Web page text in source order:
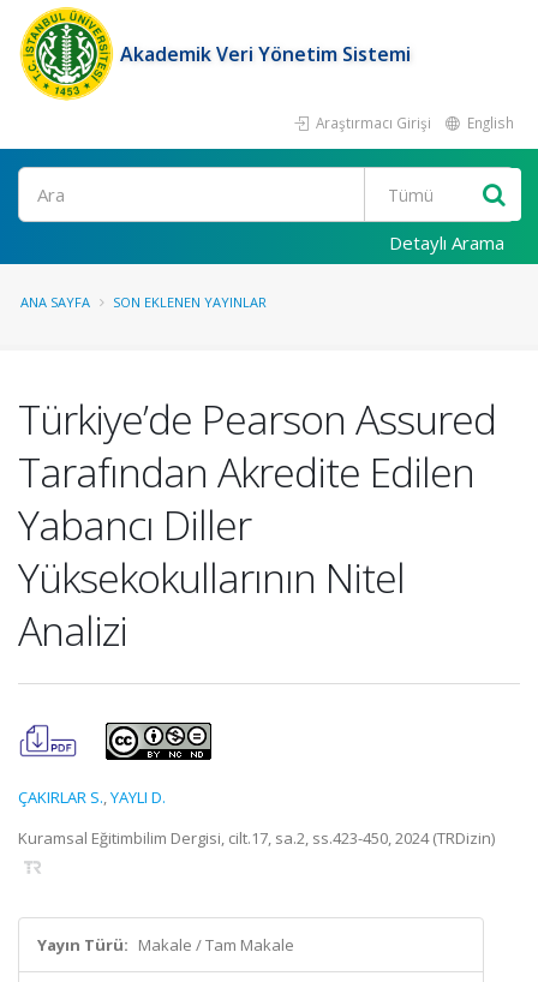
Akademik Veri Yönetim Sistemi
Araştırmacı Girişi English
Ara
Detaylı Arama
ANA SAYFA SON EKLENEN YAYINLAR
Türkiye’de Pearson Assured
Tarafından Akredite Edilen
Yabancı Diller
Yüksekokullarının Nitel
Analizi
ÇAKIRLAR S.,YAYLI D.
Kuramsal Eğitimbilim Dergisi, cilt.17, sa.2, ss.423-450, 2024 (TRDizin)
Yayın Türü: Makale / Tam Makale